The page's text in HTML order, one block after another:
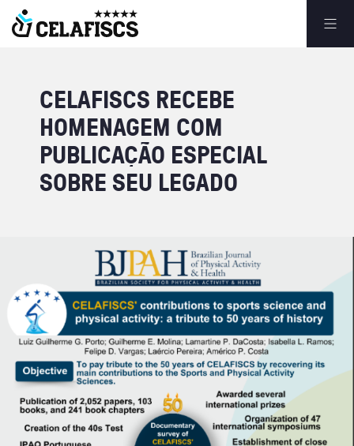
CELAFISCS RECEBE
HOMENAGEM COM
PUBLICAÇÃO ESPECIAL
SOBRE SEU LEGADO